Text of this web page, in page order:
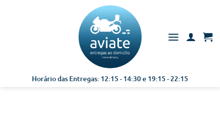
Horário das Entregas: 12:15 - 14:30 e 19:15 - 22:15